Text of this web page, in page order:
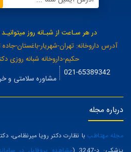
با عضویت در خبرنامه ایمیلی مهتاطب، پیش
آدرس ایمیل شما ...
در هر سـاعت از شبـانه روز میتوانیـد
آدرس داروخانه: تهران-شهریار-باغستان-
حکیم-داروخانه شبانه روزی
021-65389342